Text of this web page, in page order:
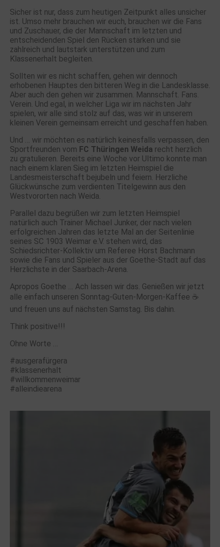
Sicher ist nur, dass zum heutigen Zeitpunkt alles unsicher
ist. Umso mehr brauchen wir euch, brauchen wir die Fans
und Zuschauer, die der Mannschaft im letzten und
entscheidenden Spiel den Rücken stärken und sie
zahlreich und lautstark unterstützen und zum
Klassenerhalt begleiten.
Sollten wir es nicht schaffen, gehen wir dennoch
erhobenen Hauptes den bitteren Weg in die Landesklasse.
Aber auch den gehen wir zusammen. Mannschaft. Fans.
Verein. Und egal, in welcher Liga wir im nächsten Jahr
spielen, wir alle sind stolz auf das, was wir in unserem
kleinen Verein gemeinsam erreicht und geschaffen haben.
Und … wir möchten es natürlich keinesfalls verpassen, den
Sportfreunden vom FC Thüringen Weida recht herzlich
zu gratulieren. Bereits eine Woche vor Ultimo konnte man
nach einem klaren Sieg im letzten Heimspiel die
Landesmeisterschaft bejubeln und feiern. Herzliche
Glückwünsche zum verdienten Titelgewinn aus den
Westvororten nach Weida.
Parallel dazu begrüßen wir zum letzten Heimspiel
natürlich auch Trainer Michael Junker, der nach vielen
erfolgreichen Jahren das letzte Mal an der Seitenlinie
seines SC 1903 Weimar e.V. stehen wird, das
Schiedsrichter-Kollektiv um Referee Horst Bachmann
sowie die Fans und Spieler aus der Goethe-Stadt auf das
Herzlichste in der Saarbach-Arena.
Apropos Goethe … Ach lassen wir das. Genießen wir jetzt
alle einfach unseren Sonntag-Guten-Morgen-Kaffee ☕️
und freuen uns auf nächsten Samstag. Bis dahin.
Think positive!!!
Ohne Worte …
#ausgerafürgera
#klassenerhalt
#willkommenweimar
#alleindiearena